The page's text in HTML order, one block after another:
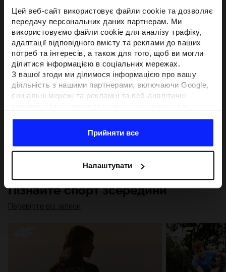
Цей веб-сайт використовує файли cookie та дозволяє
передачу персональних даних партнерам. Ми
використовуємо файли cookie для аналізу трафіку,
адаптації відповідного вмісту та реклами до ваших
потреб та інтересів, а також для того, щоб ви могли
ділитися інформацією в соціальних мережах.
З вашої згоди ми ділимося інформацією про вашу
діяльність з нашими партнерами, включаючи Google,
соціальні мережі та рекламні та веб-аналітичні
отримують у результаті використання вами їхніх
послуг.З вашої згоди ми також можемо ділитися
з метою націлювання та покращення відображення
відповідної онлайн-реклами, проведення аналітики,
відповідності вмісту та вдосконалення рішень, які
пропонують наші партнери (наприклад, соціальні
мережі). Детальну інформацію можна знайти в нашій
та в розділі «Деталі».
Прийняти все
Налаштувати
Пізнайте спорт зсередини
Перевірте всі записи